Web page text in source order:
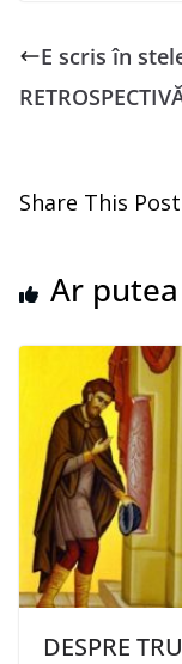
E scris în
Share This
Ar
DESPRE